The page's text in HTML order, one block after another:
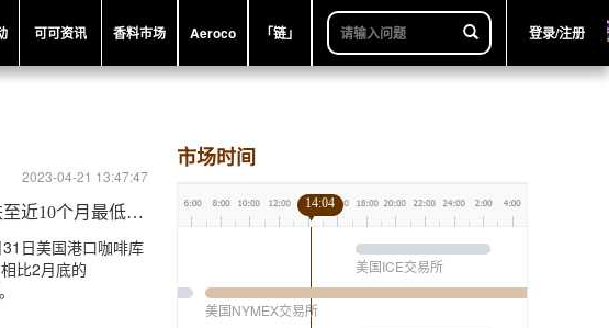
可可资讯 香料市场 Aeroco 「链」 登录/注册
2023-04-21 13:47:47
近10个月最低水平
日美国港口咖啡库
比2月底的
市场时间
美国ICE交易所
美国NYMEX交易所
14:04